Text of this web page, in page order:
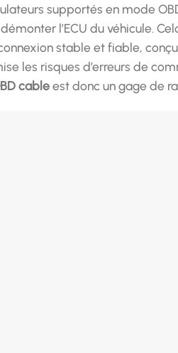
supportés en mode
l’ECU du véhicule.
stable et fiable,
les risques d’erreurs de
cableest donc un gage de